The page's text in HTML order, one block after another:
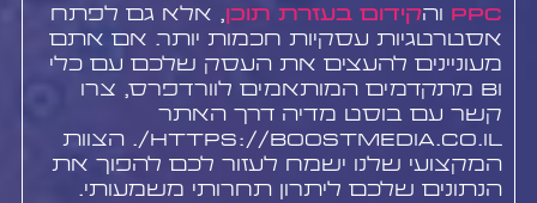
PPC והקידום בעזרת תוכן, אלא גם לפתח
אסטרטגיות עסקיות חכמות יותר. אם אתם
מעוניינים להעצים את העסק שלכם עם כלי
BI מתקדמים המותאמים לוורדפרס, צרו
קשר עם בוסט מדיה דרך האתר
https://boostmedia.co.il/. הצוות
המקצועי שלנו ישמח לעזור לכם להפוך את
הנתונים שלכם ליתרון תחרותי משמעותי.